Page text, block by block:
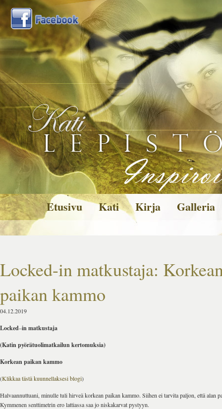
Etusivu Kati Kirja Galleria
Locked-in matkustaja:
paikan kammo
04.12.2019
Locked–in matkustaja
(Katin pyörätuolimatkailun kertomuksia)
Korkean paikan kammo
(Klikkaa tästä kuunnellaksesi blogi)
Halvaannuttuani, minulle tuli hirveä korkean paikan kammo. Siihen ei tarvita paljon, että alan
Kymmenen senttimetrin ero lattiassa saa jo niskakarvat pystyyn.